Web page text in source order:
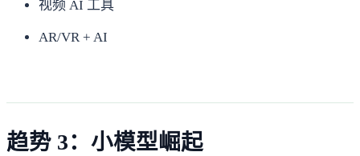
视频 AI 工具
AR/VR + AI
趋势 3：小模型崛起